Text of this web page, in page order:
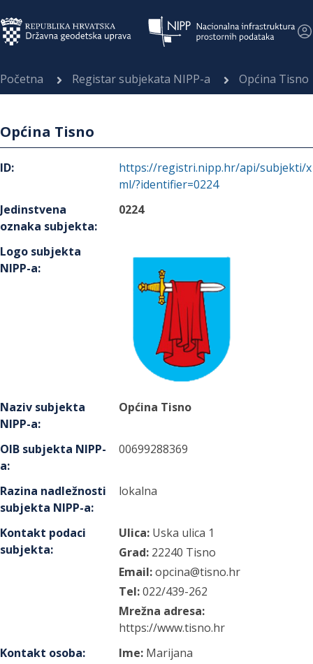
Početna Registar subjekata NIPP-a Općina Tisno
Općina Tisno
ID:
https://registri.nipp.hr/api/subjekti/x
ml/?identifier=0224
Jedinstvena
oznaka subjekta:
0224
Logo subjekta
NIPP-a:
Naziv subjekta
NIPP-a:
Općina Tisno
OIB subjekta NIPP-
a:
00699288369
Razina nadležnosti
subjekta NIPP-a:
lokalna
Kontakt podaci
subjekta:
Ulica: Uska ulica 1
Grad: 22240 Tisno
Email:opcina@tisno.hr
Tel:022/439-262
Mrežna adresa:
https://www.tisno.hr
Kontakt osoba: Ime: Marijana